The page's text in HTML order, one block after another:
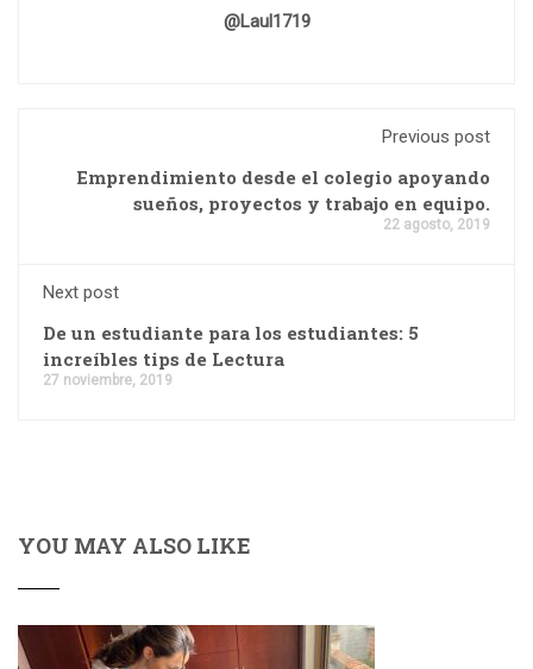
@laul1719
Previous post
Emprendimiento desde el colegio apoyando
sueños, proyectos y trabajo en equipo.
22 agosto, 2019
Next post
De un estudiante para los estudiantes: 5
increíbles tips de Lectura
27 noviembre, 2019
YOU MAY ALSO LIKE